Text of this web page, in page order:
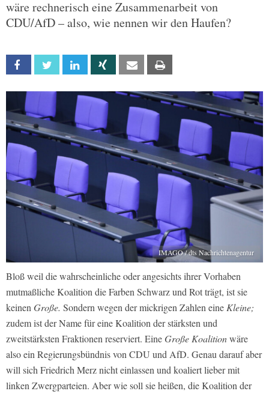
wäre rechnerisch eine Zusammenarbeit von
CDU/AfD – also, wie nennen wir den Haufen?
Facebook Twitter Linkedin Xing Email
IMAGO / dts Nachrichtenagentur
Bloß weil die wahrscheinliche oder angesichts ihrer Vorhaben
mutmaßliche Koalition die Farben Schwarz und Rot trägt, ist sie
keinenGroße. Sondern wegen der mickrigen Zahlen eineKleine;
zudem ist der Name für eine Koalition der stärksten und
zweitstärksten Fraktionen reserviert. EineGroße Koalitionwäre
also ein Regierungsbündnis von CDU und AfD. Genau darauf aber
will sich Friedrich Merz nicht einlassen und koaliert lieber mit
linken Zwergparteien. Aber wie soll sie heißen, die Koalition der